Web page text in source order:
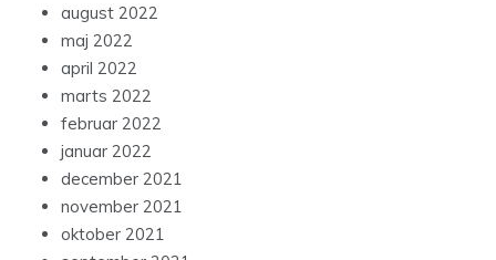
august 2022
maj 2022
april 2022
marts 2022
februar 2022
januar 2022
december 2021
november 2021
oktober 2021